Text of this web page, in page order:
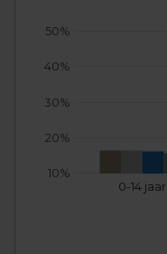
0-14 jaar
10%
20%
30%
40%
50%